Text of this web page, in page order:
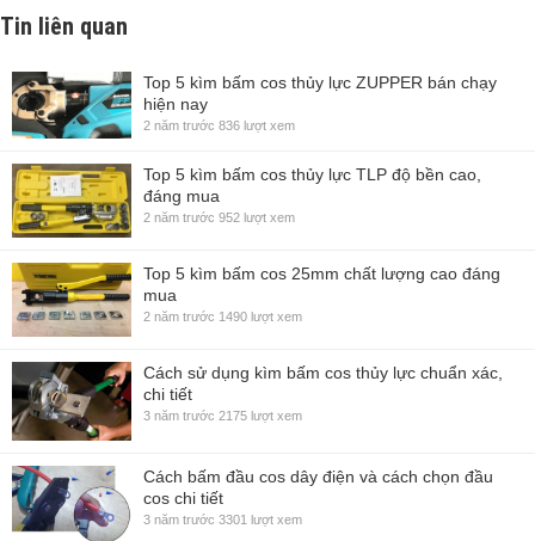
Tin liên quan
Top 5 kìm bấm cos thủy lực ZUPPER bán chạy
hiện nay
2 năm trước 836 lượt xem
Top 5 kìm bấm cos thủy lực TLP độ bền cao,
đáng mua
2 năm trước 952 lượt xem
Top 5 kìm bấm cos 25mm chất lượng cao đáng
mua
2 năm trước 1490 lượt xem
Cách sử dụng kìm bấm cos thủy lực chuẩn xác,
chi tiết
3 năm trước 2175 lượt xem
Cách bấm đầu cos dây điện và cách chọn đầu
cos chi tiết
3 năm trước 3301 lượt xem